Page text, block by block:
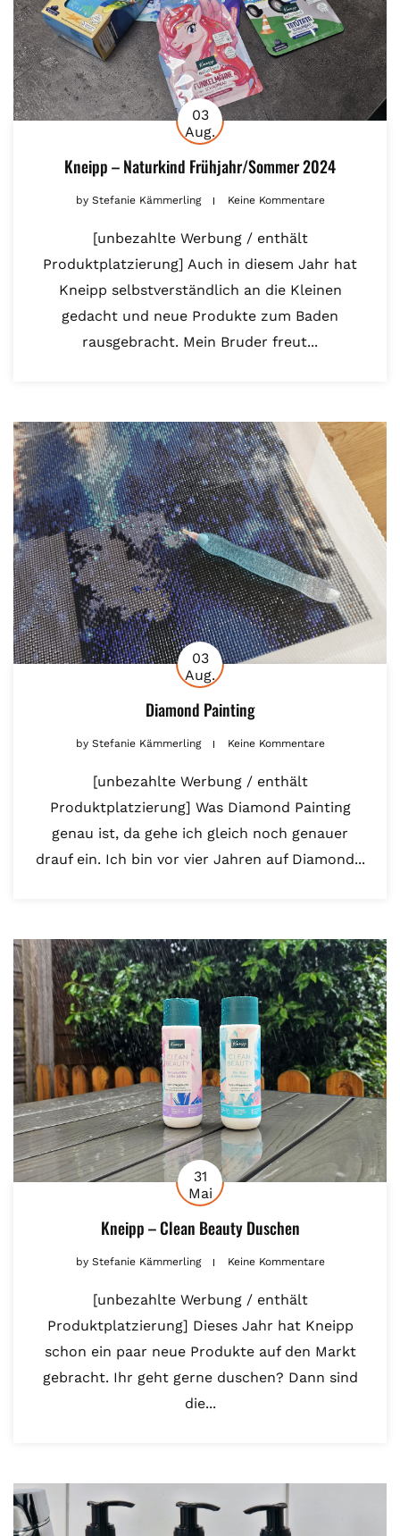
03
Aug.
Kneipp – Naturkind Frühjahr/Sommer 2024
byStefanie Kämmerling Keine Kommentare
[unbezahlte Werbung / enthält
Produktplatzierung] Auch in diesem Jahr hat
Kneipp selbstverständlich an die Kleinen
gedacht und neue Produkte zum Baden
rausgebracht. Mein Bruder freut...
03
Aug.
Diamond Painting
byStefanie Kämmerling Keine Kommentare
[unbezahlte Werbung / enthält
Produktplatzierung] Was Diamond Painting
genau ist, da gehe ich gleich noch genauer
drauf ein. Ich bin vor vier Jahren auf Diamond...
31
Mai
Kneipp – Clean Beauty Duschen
byStefanie Kämmerling Keine Kommentare
[unbezahlte Werbung / enthält
Produktplatzierung] Dieses Jahr hat Kneipp
schon ein paar neue Produkte auf den Markt
gebracht. Ihr geht gerne duschen? Dann sind
die...